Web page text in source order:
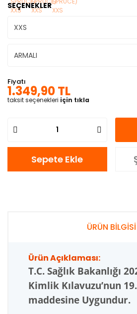
SEÇENEKLER
Fiyatı
1.349,90 TL
taksit seçenekleri için tıkla
Sepete Ekle
ÜRÜN BİLGİSİ
Ürün Açıklaması:
T.C. Sağlık Bakanlığı
Kimlik Kılavuzu’nun
maddesine Uygundur.